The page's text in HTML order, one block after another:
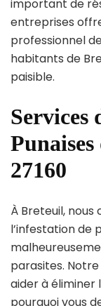
important de
entreprises
professionnel
habitants de
paisible.
Services
27160
À Breteuil,
l’infestation de
parasites.
aider à éliminer
pourquoi vous